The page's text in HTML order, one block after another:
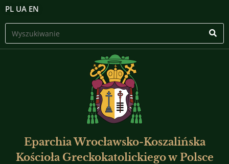
PL UA EN
Eparchia Wrocławsko-Koszalińska
Kościoła Greckokatolickiego w Polsce